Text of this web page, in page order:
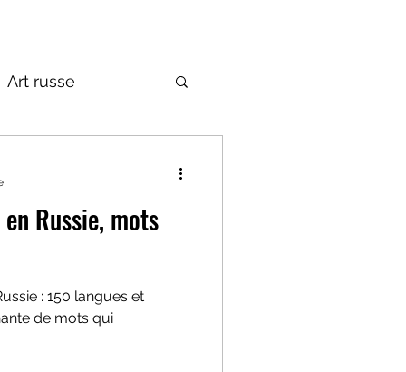
Art russe
Russie, mots
: 150 langues et
de mots qui